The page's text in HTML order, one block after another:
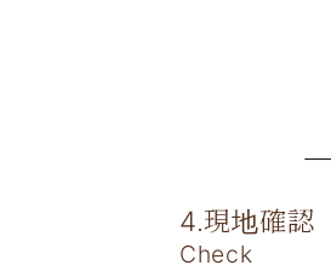
4.現地確認
Check